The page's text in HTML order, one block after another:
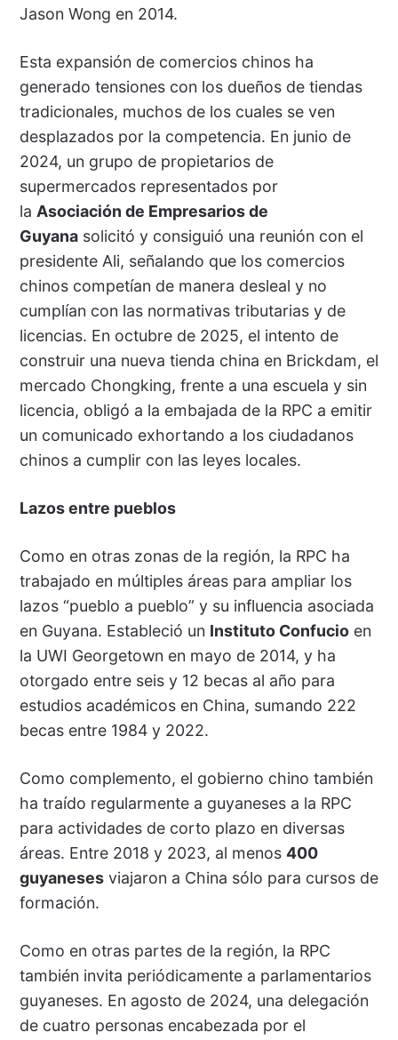
Jason Wong en 2014.
Esta expansión de comercios chinos ha
generado tensiones con los dueños de tiendas
tradicionales, muchos de los cuales se ven
desplazados por la competencia. En junio de
2024, un grupo de propietarios de
supermercados representados por
la Asociación de Empresarios de
Guyanasolicitó y consiguió una reunión con el
presidente Ali, señalando que los comercios
chinos competían de manera desleal y no
cumplían con las normativas tributarias y de
licencias. En octubre de 2025, el intento de
construir una nueva tienda china en Brickdam, el
mercado Chongking, frente a una escuela y sin
licencia, obligó a la embajada de la RPC a emitir
un comunicado exhortando a los ciudadanos
chinos a cumplir con las leyes locales.
Lazos entre pueblos
Como en otras zonas de la región, la RPC ha
trabajado en múltiples áreas para ampliar los
lazos “pueblo a pueblo” y su influencia asociada
en Guyana. Estableció un Instituto Confucioen
la UWI Georgetown en mayo de 2014, y ha
otorgado entre seis y 12 becas al año para
estudios académicos en China, sumando 222
becas entre 1984 y 2022.
Como complemento, el gobierno chino también
ha traído regularmente a guyaneses a la RPC
para actividades de corto plazo en diversas
áreas. Entre 2018 y 2023, al menos 400
guyanesesviajaron a China sólo para cursos de
formación.
Como en otras partes de la región, la RPC
también invita periódicamente a parlamentarios
guyaneses. En agosto de 2024, una delegación
de cuatro personas encabezada por el